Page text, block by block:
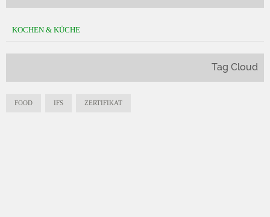
KOCHEN & KÜCHE
Tag Cloud
FOOD IFS ZERTIFIKAT